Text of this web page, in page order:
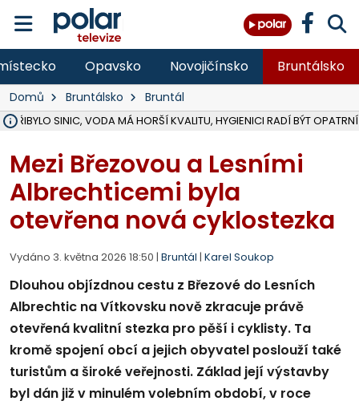
Opavsko Novojičínsko Bruntálsko
Domů Bruntálsko Bruntál
PŘIBYLO SINIC, VODA MÁ HORŠÍ KVALITU, HYGIENICI RADÍ BÝT OPATRNÍ
Mezi Březovou a Lesními
Albrechticemi byla
otevřena nová cyklostezka
Vydáno 3. května 2026 18:50 | Bruntál | Karel Soukop
Dlouhou objízdnou cestu z Březové do Lesních
Albrechtic na Vítkovsku nově zkracuje právě
otevřená kvalitní stezka pro pěší i cyklisty. Ta
kromě spojení obcí a jejich obyvatel poslouží také
turistům a široké veřejnosti. Základ její výstavby
byl dán již v minulém volebním období, v roce